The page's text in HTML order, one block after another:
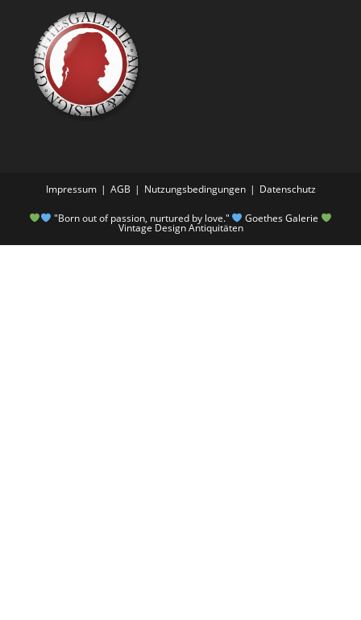
Impressum AGB Nutzungsbedingungen Datenschutz
"Born out of passion, nurtured by love." Goethes Galerie
Vintage Design Antiquitäten